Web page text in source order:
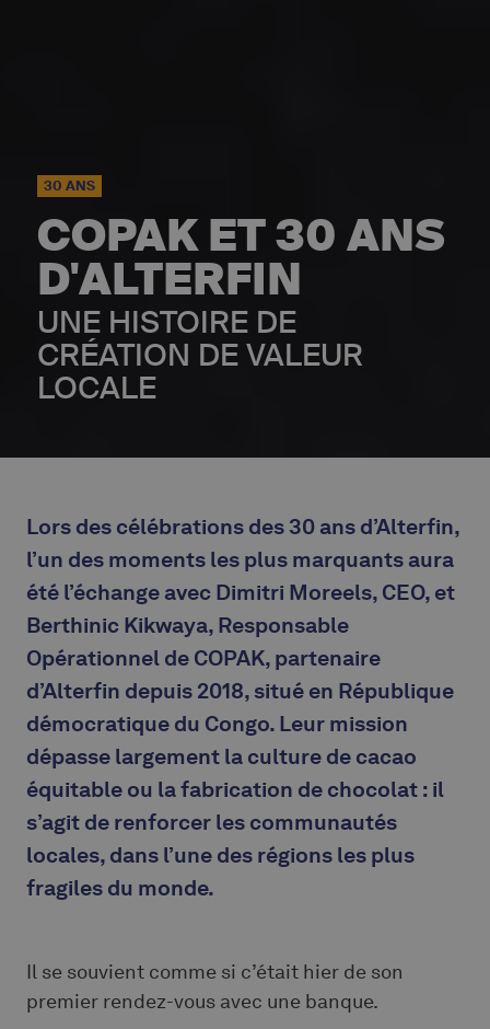
30 ANS
COPAK ET 30 ANS
D'ALTERFIN
UNE HISTOIRE DE
CRÉATION DE VALEUR
LOCALE
Lors des célébrations des 30 ans d’Alterfin,
l’un des moments les plus marquants aura
été l’échange avec Dimitri Moreels, CEO, et
Berthinic Kikwaya, Responsable
Opérationnel de COPAK, partenaire
d’Alterfin depuis 2018, situé en République
démocratique du Congo. Leur mission
dépasse largement la culture de cacao
équitable ou la fabrication de chocolat : il
s’agit de renforcer les communautés
locales, dans l’une des régions les plus
fragiles du monde.
Il se souvient comme si c’était hier de son
premier rendez-vous avec une banque.